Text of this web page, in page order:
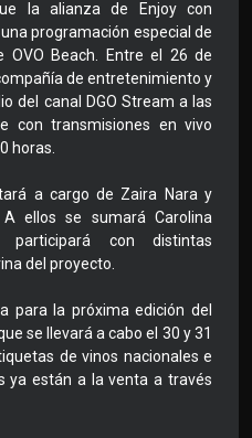
la alianza de Enjoy con
una programación especial de
OVO Beach. Entre el 26 de
de entretenimiento y
del canal DGO Stream a las
con transmisiones en vivo
horas.
a cargo de Zaira Nara y
A ellos se sumará Carolina
participará con distintas
del proyecto.
para la próxima edición del
se llevará a cabo el 30 y 31
de vinos nacionales e
ya están a la venta a través